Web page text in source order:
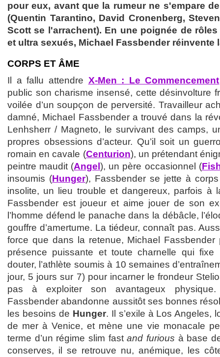
pour eux, avant que la rumeur ne s'empare
(Quentin Tarantino, David Cronenberg,
Scott se l'arrachent). En une poignée de
et ultra sexués, Michael Fassbender réinvente
CORPS ET ÂME
Il a fallu attendre X-Men : Le Commencement
public son charisme insensé, cette désinvolture
voilée d’un soupçon de perversité. Travailleur
damné, Michael Fassbender a trouvé dans la
Lenhsherr / Magneto, le survivant des camps,
propres obsessions d’acteur. Qu’il soit un
romain en cavale (Centurion), un prétendant
peintre maudit (Angel), un père occasionnel (
insoumis (Hunger), Fassbender se jette à
insolite, un lieu trouble et dangereux, parfois à
Fassbender est joueur et aime jouer de son
l’homme défend le panache dans la débâcle,
gouffre d’amertume. La tiédeur, connaît pas.
force que dans la retenue, Michael Fassbender
présence puissante et toute charnelle qui fixe
douter, l’athlète soumis à 10 semaines
jour, 5 jours sur 7) pour incarner le frondeur
pas à exploiter son avantageux
Fassbender abandonne aussitôt ses bonnes
les besoins de Hunger. Il s’exile à Los Angeles,
de mer à Venice, et mène une vie monacale
terme d’un régime slim fastand furious à base
conserves, il se retrouve nu, anémique, les